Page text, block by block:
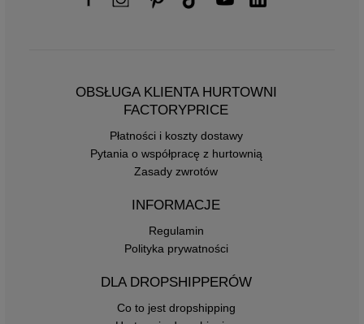
OBSŁUGA KLIENTA HURTOWNI
FACTORYPRICE
Płatności i koszty dostawy
Pytania o współpracę z hurtownią
Zasady zwrotów
INFORMACJE
Regulamin
Polityka prywatności
DLA DROPSHIPPERÓW
Co to jest dropshipping